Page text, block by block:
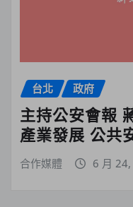
台北 政府
主持公安會報
產業發展 公共
合作媒體 6 月